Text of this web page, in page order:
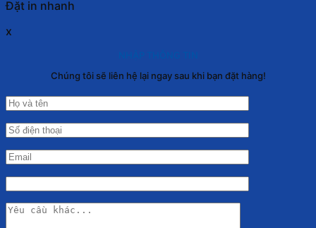
Đặt in nhanh
x
Chúng tôi sẽ liên hệ lại ngay sau khi bạn đặt hàng!